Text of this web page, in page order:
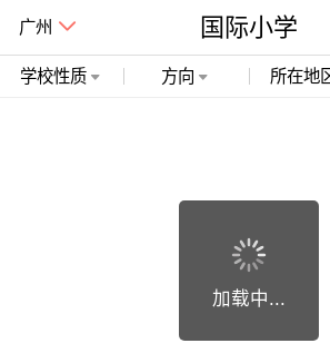
广州 国际小学
学校性质 方向 所在地
加载中...